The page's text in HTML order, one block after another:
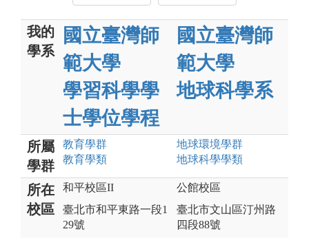
我的
學系
國立臺灣師
範大學
學習科學學
士學位學程
國立臺灣師
範大學
地球科學系
所屬
學群
教育學群
教育學類
地球環境學群
地球科學學類
所在
校區
和平校區II
臺北市和平東路一段1
29號
公館校區
臺北市文山區汀州路
四段88號